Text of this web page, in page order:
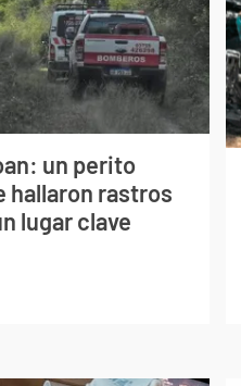
un perito
hallaron rastros
lugar clave